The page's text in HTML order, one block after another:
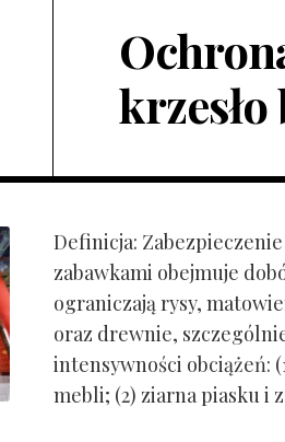
Definicja:
zabawkami obejmuje
ograniczają rysy,
oraz drewnie,
intensywności obciążeń:
mebli; (2) ziarna piasku i